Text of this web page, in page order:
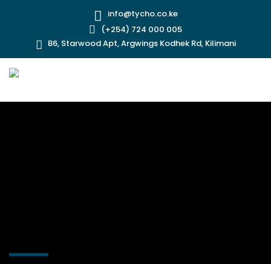
info@tycho.co.ke
(+254) 724 000 005
B6, Starwood Apt, Argwings Kodhek Rd, Kilimani